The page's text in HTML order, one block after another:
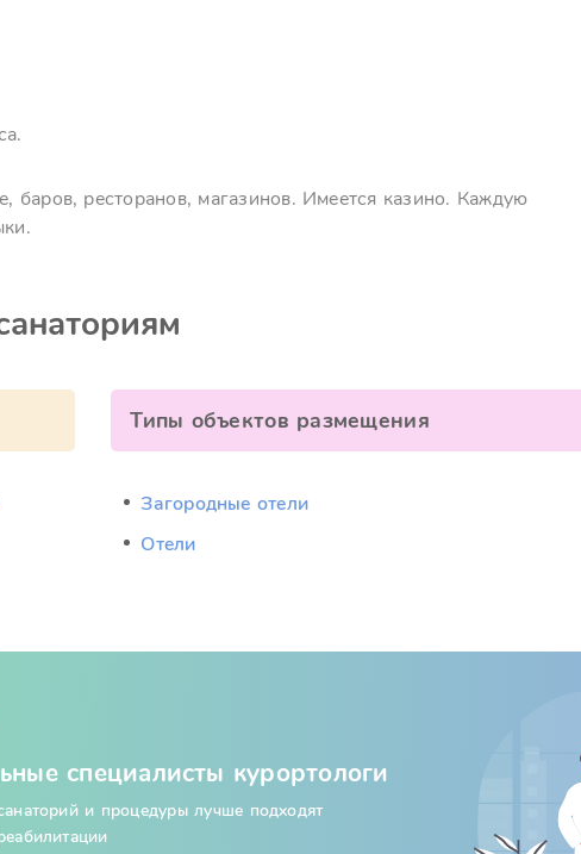
баров, ресторанов, магазинов. Имеется казино. Каждую
Типы объектов размещения
Загородные отели
Отели
специалисты курортологи
и процедуры лучше подходят